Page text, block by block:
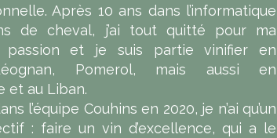
Après 10 ans dans l’informatique
de cheval, j’ai tout quitté pour ma
passion et je suis partie vinifier en
Léognan, Pomerol, mais aussi en
et au Liban.
l’équipe Couhins en 2020, je n’ai qu’un
: faire un vin d’excellence, qui a le